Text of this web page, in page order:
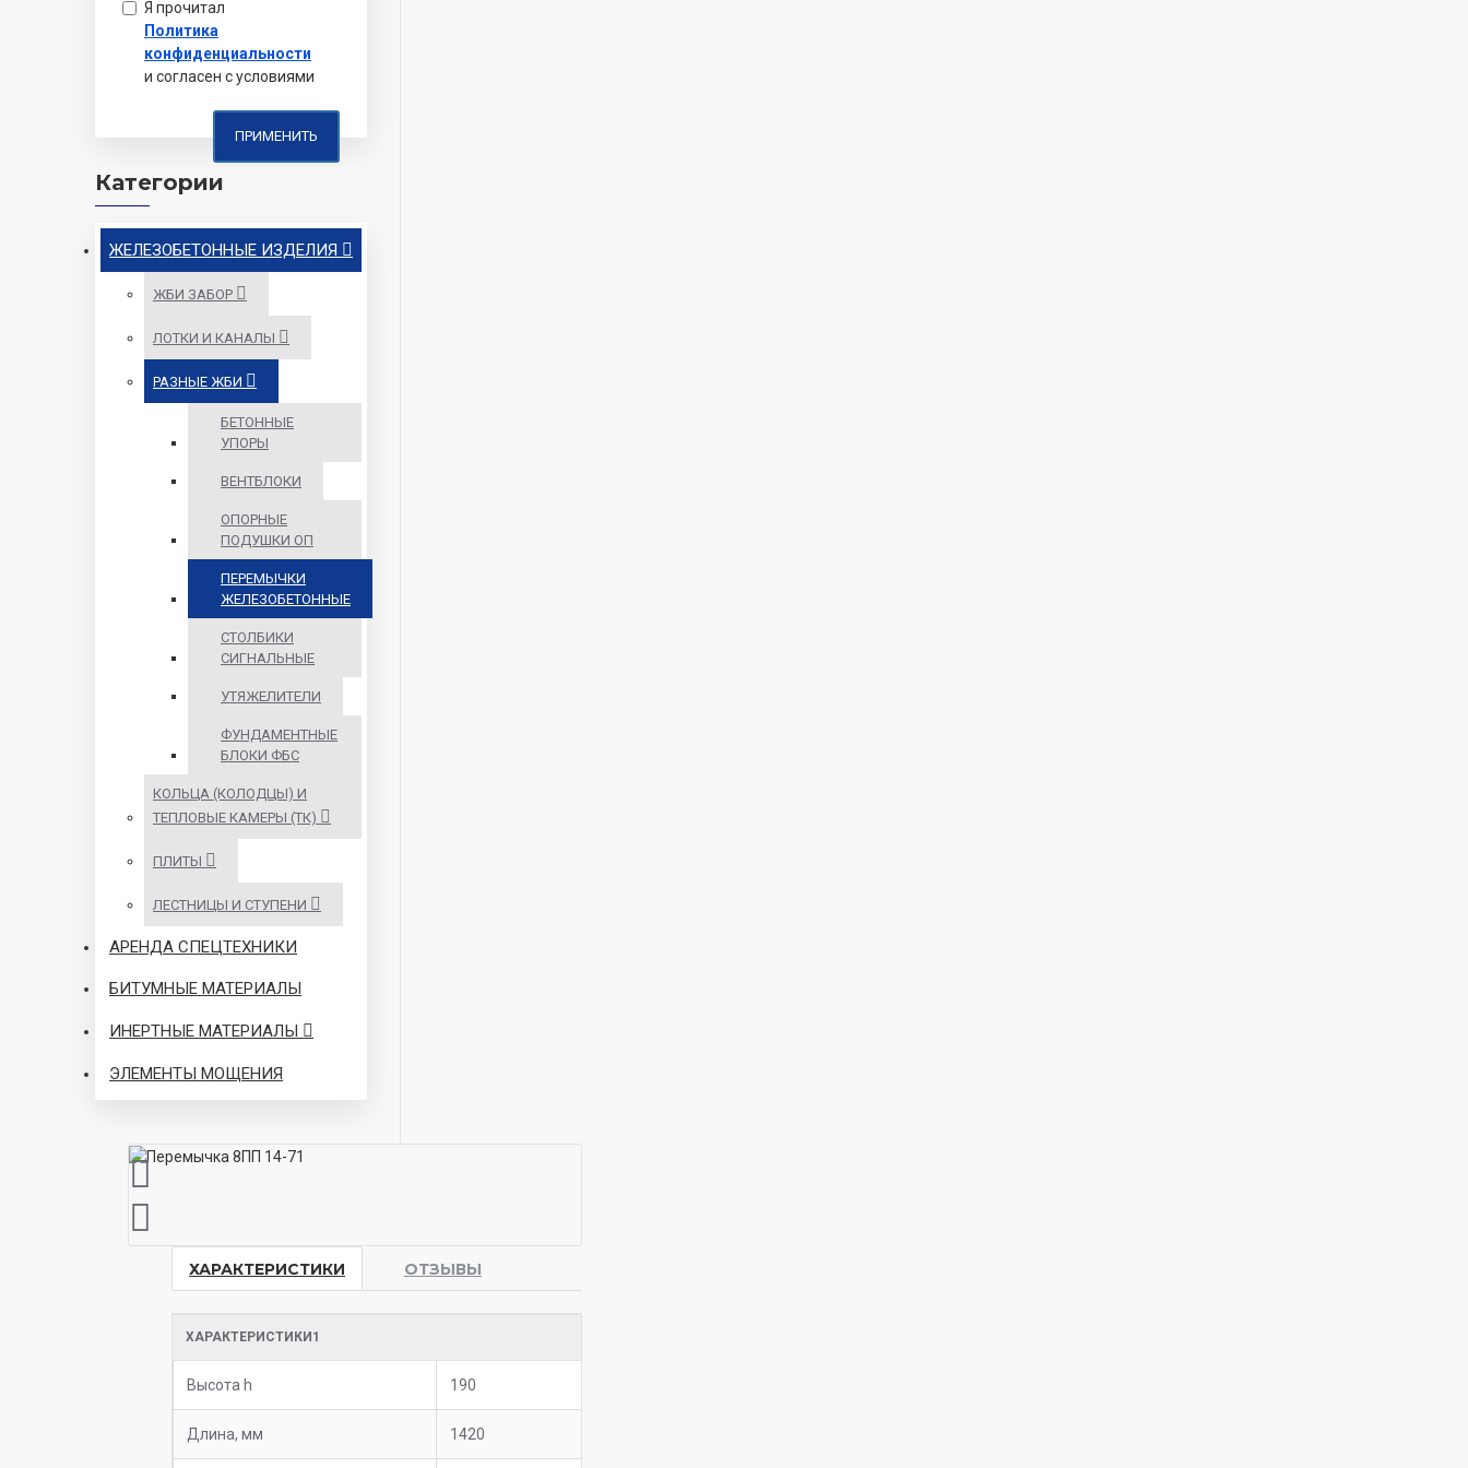
Я прочитал
Политика
конфиденциальности
и согласен с условиями
ПРИМЕНИТЬ
Категории
ЖЕЛЕЗОБЕТОННЫЕ ИЗДЕЛИЯ
ЖБИ ЗАБОР
ЛОТКИ И КАНАЛЫ
РАЗНЫЕ ЖБИ
БЕТОННЫЕ
УПОРЫ
ВЕНТБЛОКИ
ОПОРНЫЕ
ПОДУШКИ ОП
ПЕРЕМЫЧКИ
ЖЕЛЕЗОБЕТОННЫЕ
СТОЛБИКИ
СИГНАЛЬНЫЕ
УТЯЖЕЛИТЕЛИ
ФУНДАМЕНТНЫЕ
БЛОКИ ФБС
КОЛЬЦА (КОЛОДЦЫ) И
ТЕПЛОВЫЕ КАМЕРЫ (ТК)
ПЛИТЫ
ЛЕСТНИЦЫ И СТУПЕНИ
АРЕНДА СПЕЦТЕХНИКИ
БИТУМНЫЕ МАТЕРИАЛЫ
ИНЕРТНЫЕ МАТЕРИАЛЫ
ЭЛЕМЕНТЫ МОЩЕНИЯ
ХАРАКТЕРИСТИКИ ОТЗЫВЫ
ХАРАКТЕРИСТИКИ1
Высота h 190
Длина, мм 1420